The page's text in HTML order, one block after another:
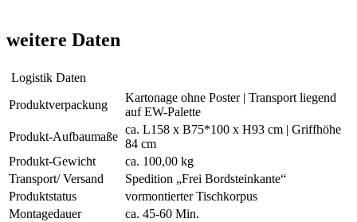
weitere Daten
Logistik Daten
Produktverpackung
Kartonage ohne Poster | Transport liegend
auf EW-Palette
Produkt-Aufbaumaße
ca. L158 x B75*100 x H93 cm | Griffhöhe
84 cm
Produkt-Gewicht
ca. 100,00 kg
Transport/ Versand
Spedition „Frei Bordsteinkante“
Produktstatus
vormontierter Tischkorpus
Montagedauer
ca. 45-60 Min.